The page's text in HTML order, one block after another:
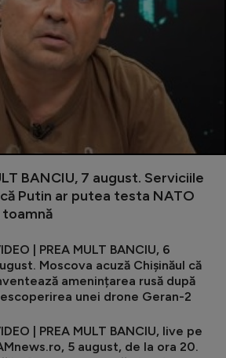
BANCIU, 7 august. Serviciile
Putin ar putea testa NATO
| PREA MULT BANCIU, 6
Moscova acuză Chișinăul că
amenințarea rusă după
unei drone Geran-2
| PREA MULT BANCIU, live pe
5 august, de la ora 20.